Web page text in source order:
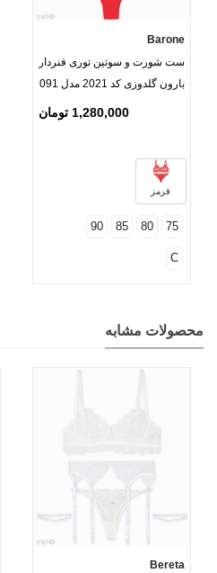
Barone
ست شورت و سوتین توری فنردار
بارون گلدوزی کد 2021 مدل 091
1,280,000 تومان
قرمز
75
80
85
90
C
محصولات مشابه
Bereta